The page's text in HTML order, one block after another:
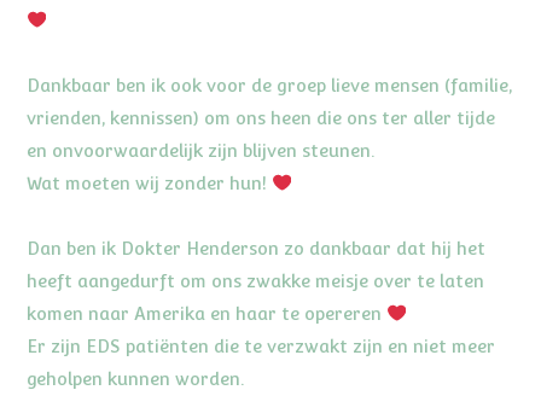
Dankbaar ben ik ook voor de groep lieve mensen (familie,
vrienden, kennissen) om ons heen die ons ter aller tijde
en onvoorwaardelijk zijn blijven steunen.
Wat moeten wij zonder hun!
Dan ben ik Dokter Henderson zo dankbaar dat hij het
heeft aangedurft om ons zwakke meisje over te laten
komen naar Amerika en haar te opereren
Er zijn EDS patiënten die te verzwakt zijn en niet meer
geholpen kunnen worden.